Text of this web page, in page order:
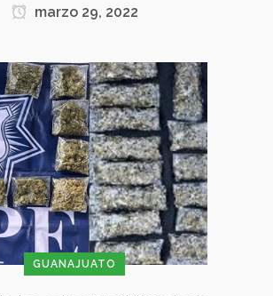
marzo 29, 2022
GUANAJUATO